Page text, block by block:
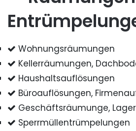
Wohnungsräumungen
Kellerräumungen,
Haushaltsauflösungen
Büroauflösungen,
Geschäftsräumunge,
Sperrmüllentrümpelungen